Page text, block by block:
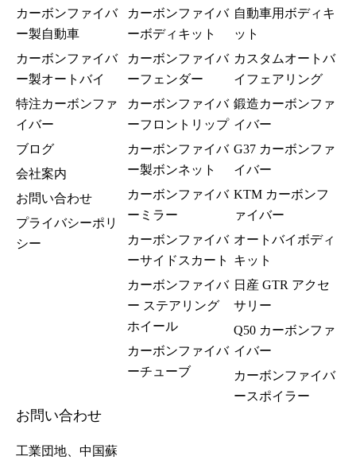
カーボンファイバ
ー製自動車
カーボンファイバ
ー製オートバイ
特注カーボンファ
イバー
ブログ
会社案内
お問い合わせ
プライバシーポリ
シー
カーボンファイバ
ーボディキット
カーボンファイバ
ーフェンダー
カーボンファイバ
ーフロントリップ
カーボンファイバ
ー製ボンネット
カーボンファイバ
ーミラー
カーボンファイバ
ーサイドスカート
カーボンファイバ
ー ステアリング
ホイール
カーボンファイバ
ーチューブ
自動車用ボディキ
ット
カスタムオートバ
イフェアリング
鍛造カーボンファ
イバー
G37 カーボンファ
イバー
KTM カーボンフ
ァイバー
オートバイボディ
キット
日産 GTR アクセ
サリー
Q50 カーボンファ
イバー
カーボンファイバ
ースポイラー
お問い合わせ
工業団地、中国蘇